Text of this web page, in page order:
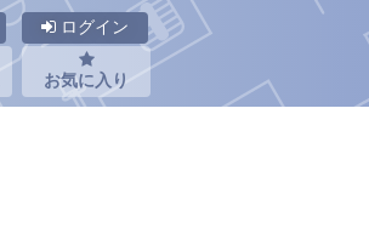
ログイン
お気に入り